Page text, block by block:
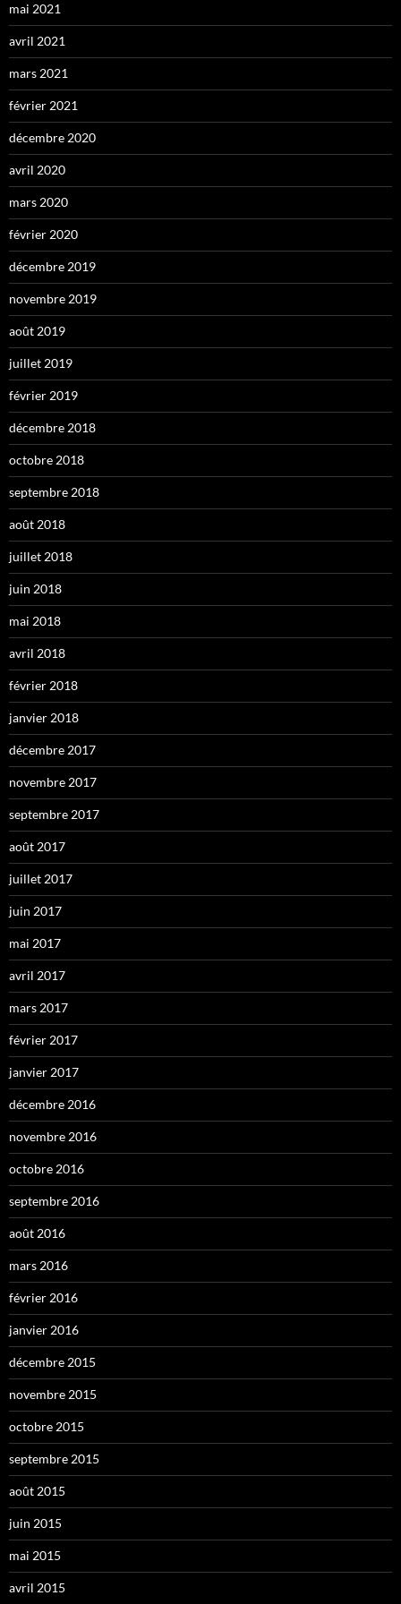
mai 2021
avril 2021
mars 2021
février 2021
décembre 2020
avril 2020
mars 2020
février 2020
décembre 2019
novembre 2019
août 2019
juillet 2019
février 2019
décembre 2018
octobre 2018
septembre 2018
août 2018
juillet 2018
juin 2018
mai 2018
avril 2018
février 2018
janvier 2018
décembre 2017
novembre 2017
septembre 2017
août 2017
juillet 2017
juin 2017
mai 2017
avril 2017
mars 2017
février 2017
janvier 2017
décembre 2016
novembre 2016
octobre 2016
septembre 2016
août 2016
mars 2016
février 2016
janvier 2016
décembre 2015
novembre 2015
octobre 2015
septembre 2015
août 2015
juin 2015
mai 2015
avril 2015